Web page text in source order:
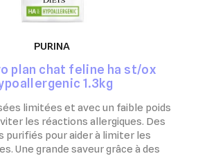
PURINA
plan chat feline ha st/ox
1.3kg
limitées et avec un faible poids
les réactions allergiques. Des
purifiés pour aider à limiter les
​Une grande saveur grâce à des